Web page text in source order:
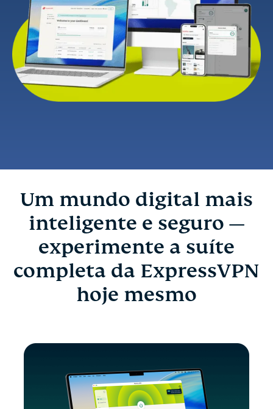
Um mundo digital mais
inteligente e seguro —
experimente a suíte
completa da ExpressVPN
hoje mesmo